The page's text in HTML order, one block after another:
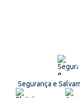
Segurança e